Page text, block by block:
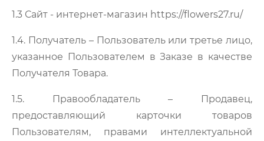
1.3 Сайт - интернет-магазин https://flowers27.ru/
1.4. Получатель– Пользователь или третье лицо,
указанное Пользователем в Заказе в качестве
Получателя Товара.
1.5. Правообладатель – Продавец,
предоставляющий карточки товаров
Пользователям, правами интеллектуальной